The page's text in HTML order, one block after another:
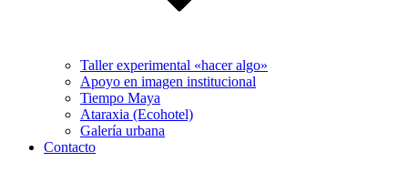
Taller experimental «hacer algo»
Apoyo en imagen institucional
Tiempo Maya
Ataraxia (Ecohotel)
Galería urbana
Contacto